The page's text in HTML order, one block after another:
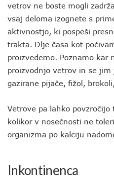
vetrov ne boste mogli
vsaj deloma izognete s
aktivnostjo, ki pospeši
trakta. Dlje časa kot
proizvedemo. Poznamo kar
proizvodnjo vetrov in se
gazirane pijače, fižol,
Vetrove pa lahko
kolikor v nosečnosti ne
organizma po kalciju
Inkontinenca